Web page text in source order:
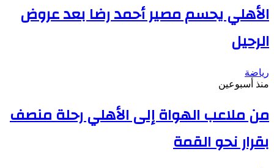
الأهلي يحسم مصير أحمد رضا بعد عروض
الرحيل
رياضة
منذ أسبوعين
من ملاعب الهواة إلى الأهلي رحلة منصف
بقرار نحو القمة